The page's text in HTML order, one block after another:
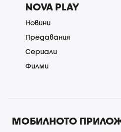
NOVA PLAY
Новини
Предавания
Сериали
Филми
МОБИЛНОТО